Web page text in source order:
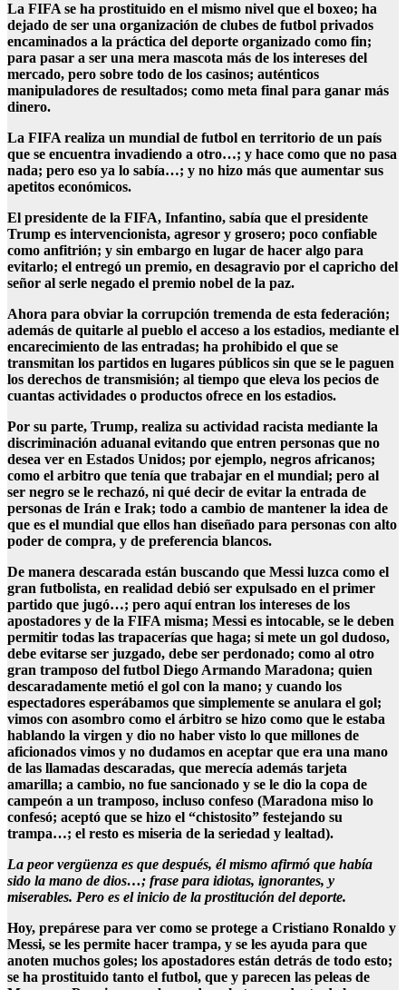
La FIFA se ha prostituido en el mismo nivel que el boxeo; ha
dejado de ser una organización de clubes de futbol privados
encaminados a la práctica del deporte organizado como fin;
para pasar a ser una mera mascota más de los intereses del
mercado, pero sobre todo de los casinos; auténticos
manipuladores de resultados; como meta final para ganar más
dinero.
La FIFA realiza un mundial de futbol en territorio de un país
que se encuentra invadiendo a otro…; y hace como que no pasa
nada; pero eso ya lo sabía…; y no hizo más que aumentar sus
apetitos económicos.
El presidente de la FIFA, Infantino, sabía que el presidente
Trump es intervencionista, agresor y grosero; poco confiable
como anfitrión; y sin embargo en lugar de hacer algo para
evitarlo; el entregó un premio, en desagravio por el capricho del
señor al serle negado el premio nobel de la paz.
Ahora para obviar la corrupción tremenda de esta federación;
además de quitarle al pueblo el acceso a los estadios, mediante el
encarecimiento de las entradas; ha prohibido el que se
transmitan los partidos en lugares públicos sin que se le paguen
los derechos de transmisión; al tiempo que eleva los pecios de
cuantas actividades o productos ofrece en los estadios.
Por su parte, Trump, realiza su actividad racista mediante la
discriminación aduanal evitando que entren personas que no
desea ver en Estados Unidos; por ejemplo, negros africanos;
como el arbitro que tenía que trabajar en el mundial; pero al
ser negro se le rechazó, ni qué decir de evitar la entrada de
personas de Irán e Irak; todo a cambio de mantener la idea de
que es el mundial que ellos han diseñado para personas con alto
poder de compra, y de preferencia blancos.
De manera descarada están buscando que Messi luzca como el
gran futbolista, en realidad debió ser expulsado en el primer
partido que jugó…; pero aquí entran los intereses de los
apostadores y de la FIFA misma; Messi es intocable, se le deben
permitir todas las trapacerías que haga; si mete un gol dudoso,
debe evitarse ser juzgado, debe ser perdonado; como al otro
gran tramposo del futbol Diego Armando Maradona; quien
descaradamente metió el gol con la mano; y cuando los
espectadores esperábamos que simplemente se anulara el gol;
vimos con asombro como el árbitro se hizo como que le estaba
hablando la virgen y dio no haber visto lo que millones de
aficionados vimos y no dudamos en aceptar que era una mano
de las llamadas descaradas, que merecía además tarjeta
amarilla; a cambio, no fue sancionado y se le dio la copa de
campeón a un tramposo, incluso confeso (Maradona miso lo
confesó; aceptó que se hizo el “chistosito” festejando su
trampa…; el resto es miseria de la seriedad y lealtad).
La peor vergüenza es que después, él mismo afirmó que había
sido la mano de dios…; frase para idiotas, ignorantes, y
miserables. Pero es el inicio de la prostitución del deporte.
Hoy, prepárese para ver como se protege a Cristiano Ronaldo y
Messi, se les permite hacer trampa, y se les ayuda para que
anoten muchos goles; los apostadores están detrás de todo esto;
se ha prostituido tanto el futbol, que y parecen las peleas de